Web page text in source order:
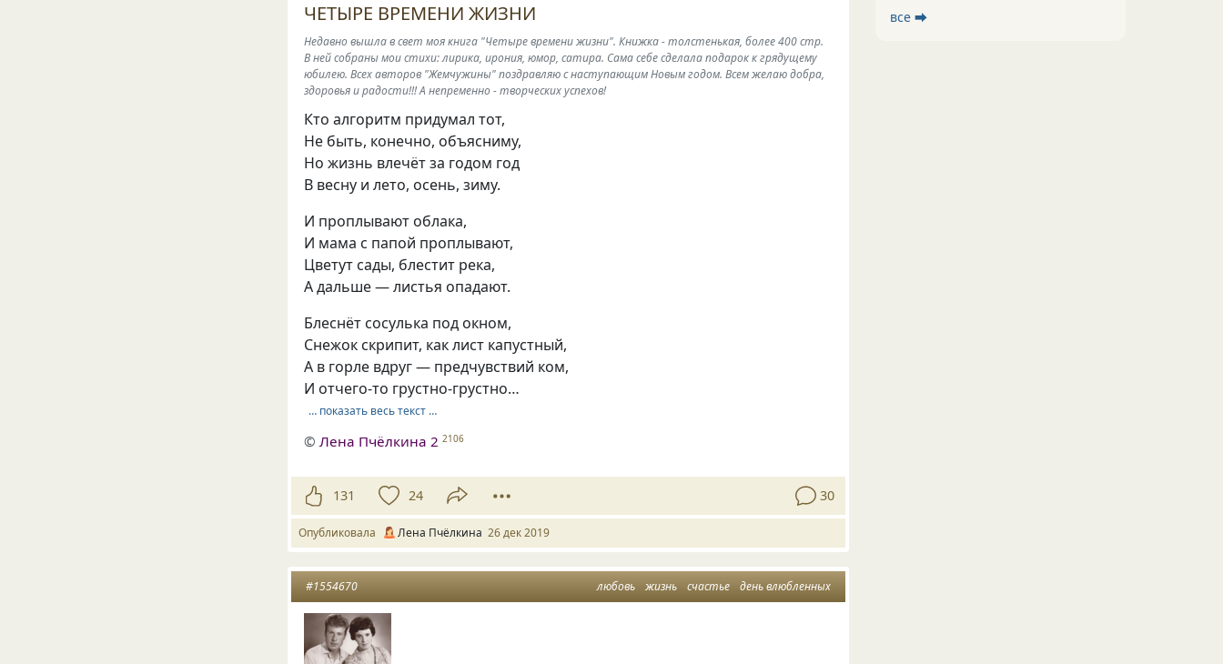
ЧЕТЫРЕ ВРЕМЕНИ ЖИЗНИ
Недавно вышла в свет моя книга "Четыре времени жизни". Книжка - толстенькая, более 400 стр.
В ней собраны мои стихи: лирика, ирония, юмор, сатира. Сама себе сделала подарок к грядущему
юбилею. Всех авторов "Жемчужины" поздравляю с наступающим Новым годом. Всем желаю добра,
здоровья и радости!!! А непременно - творческих успехов!
Кто алгоритм придумал тот,
Не быть, конечно, объясниму,
Но жизнь влечёт за годом год
В весну и лето, осень, зиму.
И проплывают облака,
И мама с папой проплывают,
Цветут сады, блестит река,
А дальше — листья опадают.
Блеснёт сосулька под окном,
Снежок скрипит, как лист капустный,
А в горле вдруг — предчувствий ком,
И отчего-то грустно-грустно…
… показать весь текст …
©Лена Пчёлкина 2 2106
131 24 30
Опубликовала Лена Пчёлкина 26 дек 2019
любовь жизнь счастье день влюбленных
#1554670
все ⮕